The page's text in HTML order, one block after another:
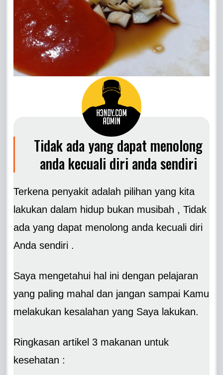
Tidak ada yang dapat menolong
anda kecuali diri anda sendiri
Terkena penyakit adalah pilihan yang kita
lakukan dalam hidup bukan musibah , Tidak
ada yang dapat menolong anda kecuali diri
Anda sendiri .
Saya mengetahui hal ini dengan pelajaran
yang paling mahal dan jangan sampai Kamu
melakukan kesalahan yang Saya lakukan.
Ringkasan artikel 3 makanan untuk
kesehatan :